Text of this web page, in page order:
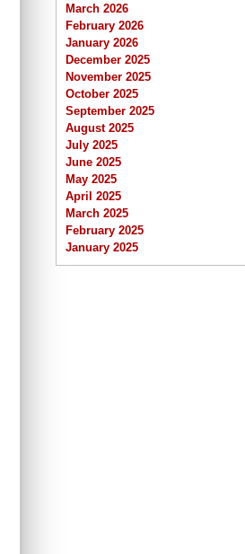
March 2026
February 2026
January 2026
December 2025
November 2025
October 2025
September 2025
August 2025
July 2025
June 2025
May 2025
April 2025
March 2025
February 2025
January 2025